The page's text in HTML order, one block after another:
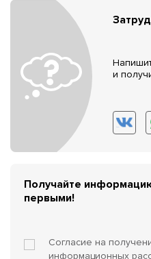
и
Получайте
первыми!
Согласие на
информационных